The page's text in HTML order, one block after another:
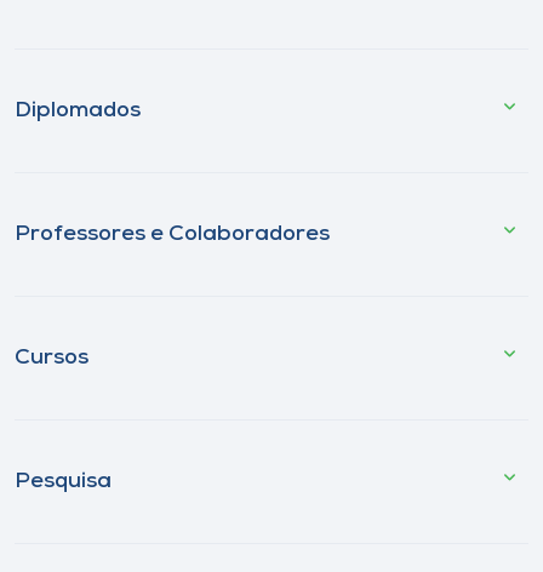
Diplomados
Professores e Colaboradores
Cursos
Pesquisa